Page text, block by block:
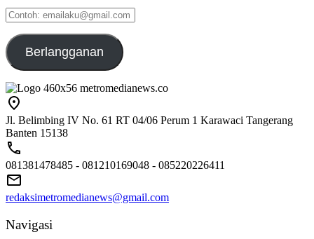
Contoh:
emailaku@gmail.com
Berlangganan
Jl. Belimbing IV No. 61 RT 04/06 Perum 1 Karawaci Tangerang
Banten 15138
081381478485 - 081210169048 - 085220226411
redaksimetromedianews@gmail.com
Navigasi